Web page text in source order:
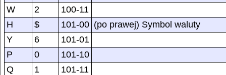
W
2
100-11
H
$ 101-00 (po prawej) Symbol waluty
Y
6
101-01
P
0
101-10
Q
1
101-11